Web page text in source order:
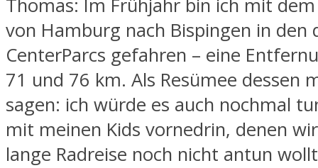
Thomas: Im Frühjahr bin ich mit
von Hamburg nach Bispingen in den
CenterParcs gefahren – eine
71 und 76 km. Als Resümee dessen
sagen: ich würde es auch nochmal
mit meinen Kids vornedrin, denen
lange Radreise noch nicht antun